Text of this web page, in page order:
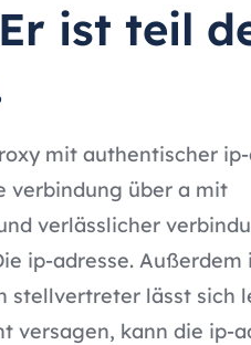
ist teil
mit authentischer
verbindung über a mit
verlässlicher
ip-adresse. Außerdem
stellvertreter lässt sich
versagen, kann die ip-